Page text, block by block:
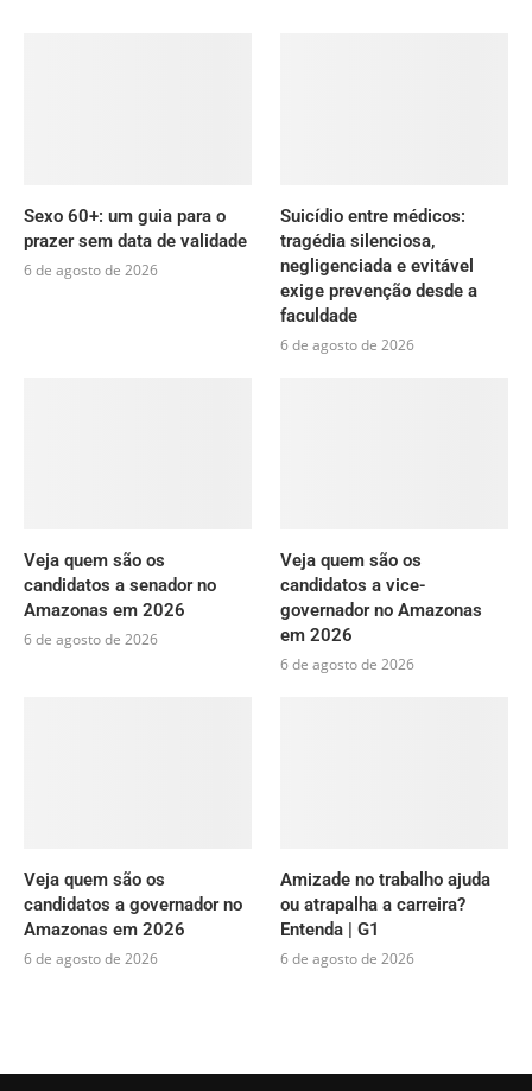
Sexo 60+: um guia para o
prazer sem data de validade
6 de agosto de 2026
Suicídio entre médicos:
tragédia silenciosa,
negligenciada e evitável
exige prevenção desde a
faculdade
6 de agosto de 2026
Veja quem são os
candidatos a senador no
Amazonas em 2026
6 de agosto de 2026
Veja quem são os
candidatos a vice-
governador no Amazonas
em 2026
6 de agosto de 2026
Veja quem são os
candidatos a governador no
Amazonas em 2026
6 de agosto de 2026
Amizade no trabalho ajuda
ou atrapalha a carreira?
Entenda | G1
6 de agosto de 2026